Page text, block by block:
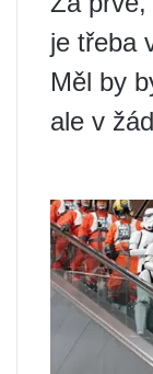
je třeba
Měl by
ale v